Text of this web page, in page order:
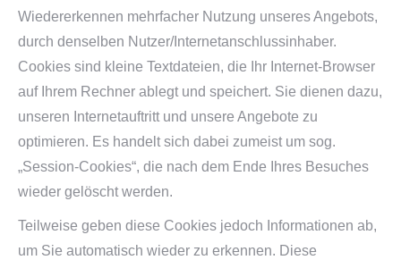
Wiedererkennen mehrfacher Nutzung unseres Angebots,
durch denselben Nutzer/Internetanschlussinhaber.
Cookies sind kleine Textdateien, die Ihr Internet-Browser
auf Ihrem Rechner ablegt und speichert. Sie dienen dazu,
unseren Internetauftritt und unsere Angebote zu
optimieren. Es handelt sich dabei zumeist um sog.
„Session-Cookies“, die nach dem Ende Ihres Besuches
wieder gelöscht werden.
Teilweise geben diese Cookies jedoch Informationen ab,
um Sie automatisch wieder zu erkennen. Diese